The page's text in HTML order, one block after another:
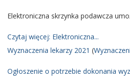
Elektroniczna skrzynka podawcza
Czytaj więcej: Elektroniczna...
Wyznaczenia lekarzy 2021 (
Ogłoszenie o potrzebie dokonania